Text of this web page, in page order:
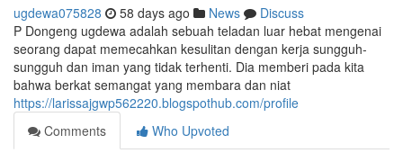
ugdewa075828 58 days ago News
Discuss
P Dongeng ugdewa adalah sebuah teladan luar hebat mengenai
seorang dapat memecahkan kesulitan dengan kerja sungguh-
sungguh dan iman yang tidak terhenti. Dia memberi pada kita
bahwa berkat semangat yang membara dan niat
https://larissajgwp562220.blogspothub.com/profile
Comments
Who Upvoted